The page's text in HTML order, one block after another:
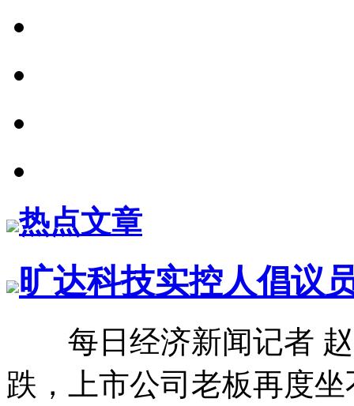
热点文章
旷达科技实控人倡议
每日经济新闻记者
跌，上市公司老板再度